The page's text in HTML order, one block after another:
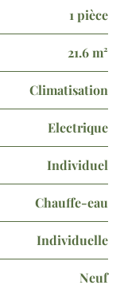
1 pièce
21.6 m²
Climatisation
Electrique
Individuel
Chauffe-eau
Individuelle
Neuf